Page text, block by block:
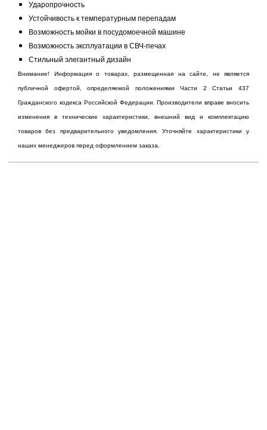
Ударопрочность
Устойчивость к температурным перепадам
Возможность мойки в посудомоечной машине
Возможность эксплуатации в СВЧ-печах
Стильный элегантный дизайн​​
Внимание! Информация о товарах, размещенная на сайте, не является
публичной офертой, определяемой положениями Части 2 Статьи 437
Гражданского кодекса Российской Федерации. Производители вправе вносить
изменения в технические характеристики, внешний вид и комплектацию
товаров без предварительного уведомления. Уточняйте характеристики у
наших менеджеров перед оформлением заказа.